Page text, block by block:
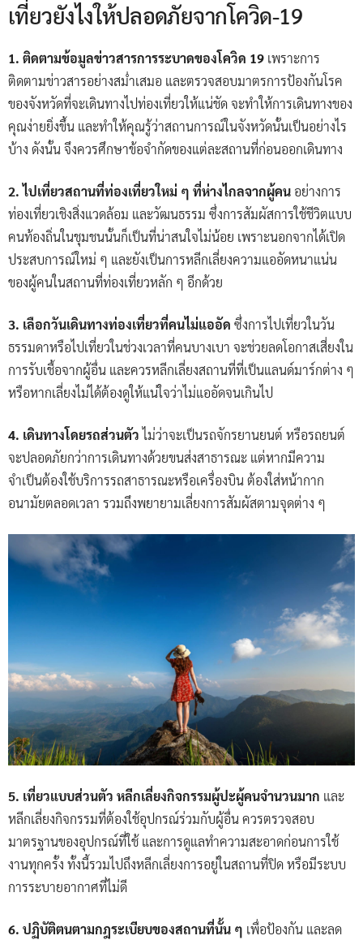
เที่ยวยังไงให้ปลอดภัยจากโควิด-19
1. ติดตามข้อมูลข่าวสารการระบาดของโควิด 19 เพราะการ
ติดตามข่าวสารอย่างสม่ำเสมอ และตรวจสอบมาตรการป้องกันโรค
ของจังหวัดที่จะเดินทางไปท่องเที่ยวให้แน่ชัด จะทำให้การเดินทางของ
คุณง่ายยิ่งขึ้น และทำให้คุณรู้ว่าสถานการณ์ในจังหวัดนั้นเป็นอย่างไร
บ้าง ดังนั้น จึงควรศึกษาข้อจำกัดของแต่ละสถานที่ก่อนออกเดินทาง
2. ไปเที่ยวสถานที่ท่องเที่ยวใหม่ ๆ ที่ห่างไกลจากผู้คน อย่างการ
ท่องเที่ยวเชิงสิ่งแวดล้อม และวัฒนธรรม ซึ่งการสัมผัสการใช้ชีวิตแบบ
คนท้องถิ่นในชุมชนนั้นก็เป็นที่น่าสนใจไม่น้อย เพราะนอกจากได้เปิด
ประสบการณ์ใหม่ ๆ และยังเป็นการหลีกเลี่ยงความแออัดหนาแน่น
ของผู้คนในสถานที่ท่องเที่ยวหลัก ๆ อีกด้วย
3. เลือกวันเดินทางท่องเที่ยวที่คนไม่แออัด ซึ่งการไปเที่ยวในวัน
ธรรมดาหรือไปเที่ยวในช่วงเวลาที่คนบางเบา จะช่วยลดโอกาสเสี่ยงใน
การรับเชื้อจากผู้อื่น และควรหลีกเลี่ยงสถานที่ที่เป็นแลนด์มาร์กต่าง ๆ
หรือหากเลี่ยงไม่ได้ต้องดูให้แน่ใจว่าไม่แออัดจนเกินไป
4. เดินทางโดยรถส่วนตัวไม่ว่าจะเป็นรถจักรยานยนต์ หรือรถยนต์
จะปลอดภัยกว่าการเดินทางด้วยขนส่งสาธารณะ แต่หากมีความ
จำเป็นต้องใช้บริการรถสาธารณะหรือเครื่องบิน ต้องใส่หน้ากาก
อนามัยตลอดเวลา รวมถึงพยายามเลี่ยงการสัมผัสตามจุดต่าง ๆ
5. เที่ยวแบบส่วนตัว หลีกเลี่ยงกิจกรรมผู้ปะผู้คนจำนวนมาก และ
หลีกเลี่ยงกิจกรรมที่ต้องใช้อุปกรณ์ร่วมกับผู้อื่น ควรตรวจสอบ
มาตรฐานของอุปกรณ์ที่ใช้ และการดูแลทำความสะอาดก่อนการใช้
งานทุกครั้ง ทั้งนี้รวมไปถึงหลีกเลี่ยงการอยู่ในสถานที่ปิด หรือมีระบบ
การระบายอากาศที่ไม่ดี
6. ปฏิบัติตนตามกฎระเบียบของสถานที่นั้น ๆ เพื่อป้องกัน และลด